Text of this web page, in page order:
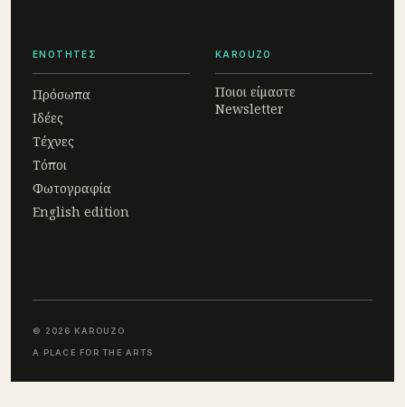
ΕΝΟΤΗΤΕΣ
Πρόσωπα
Ιδέες
Τέχνες
Τόποι
Φωτογραφία
English edition
KAROUZO
Ποιοι είμαστε
Newsletter
© 2026 KAROUZO
A PLACE FOR THE ARTS